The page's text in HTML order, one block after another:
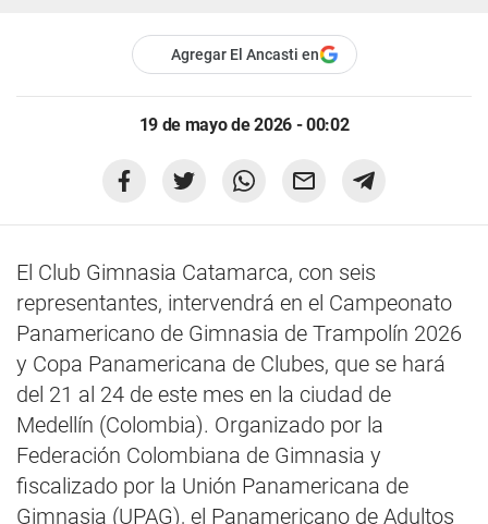
Agregar El Ancasti en
19 de mayo de 2026 - 00:02
El Club Gimnasia Catamarca, con seis
representantes, intervendrá en el Campeonato
Panamericano de Gimnasia de Trampolín 2026
y Copa Panamericana de Clubes, que se hará
del 21 al 24 de este mes en la ciudad de
Medellín (Colombia). Organizado por la
Federación Colombiana de Gimnasia y
fiscalizado por la Unión Panamericana de
Gimnasia (UPAG), el Panamericano de Adultos